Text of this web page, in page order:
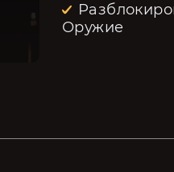
Оружие